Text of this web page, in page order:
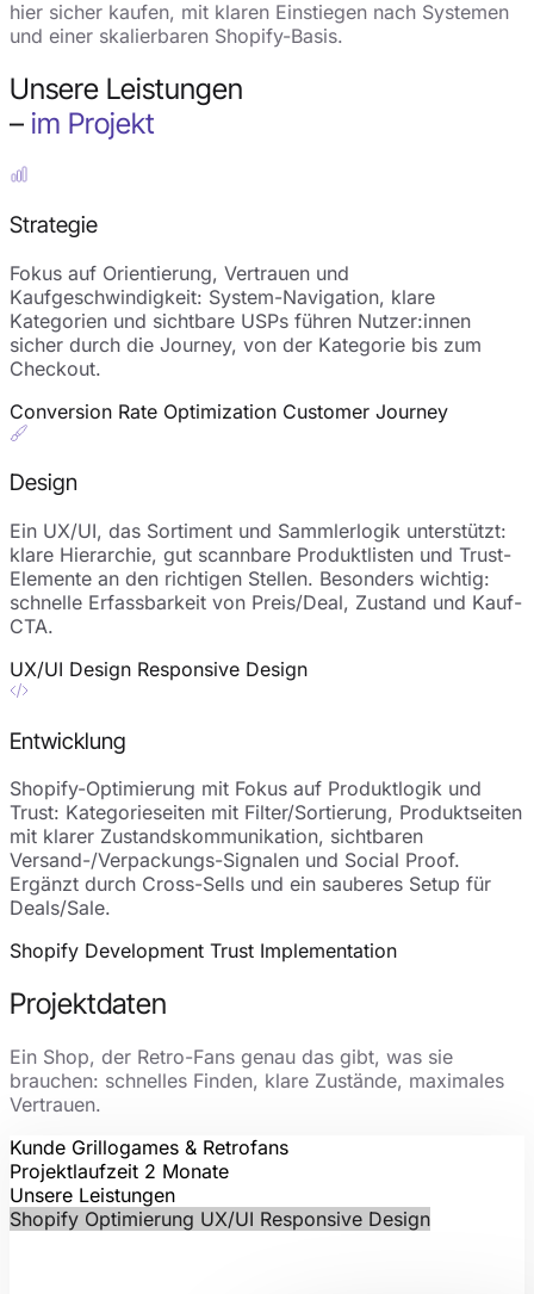
hier sicher kaufen, mit klaren Einstiegen nach Systemen
und einer skalierbaren Shopify-Basis.
Unsere Leistungen
– im Projekt
Strategie
Fokus auf Orientierung, Vertrauen und
Kaufgeschwindigkeit: System-Navigation, klare
Kategorien und sichtbare USPs führen Nutzer:innen
sicher durch die Journey, von der Kategorie bis zum
Checkout.
Conversion Rate Optimization Customer Journey
Design
Ein UX/UI, das Sortiment und Sammlerlogik unterstützt:
klare Hierarchie, gut scannbare Produktlisten und Trust-
Elemente an den richtigen Stellen. Besonders wichtig:
schnelle Erfassbarkeit von Preis/Deal, Zustand und Kauf-
CTA.
UX/UI Design Responsive Design
Entwicklung
Shopify-Optimierung mit Fokus auf Produktlogik und
Trust: Kategorieseiten mit Filter/Sortierung, Produktseiten
mit klarer Zustandskommunikation, sichtbaren
Versand-/Verpackungs-Signalen und Social Proof.
Ergänzt durch Cross-Sells und ein sauberes Setup für
Deals/Sale.
Shopify Development Trust Implementation
Projektdaten
Ein Shop, der Retro-Fans genau das gibt, was sie
brauchen: schnelles Finden, klare Zustände, maximales
Vertrauen.
Kunde Grillogames & Retrofans
Projektlaufzeit 2 Monate
Unsere Leistungen
Shopify Optimierung UX/UI Responsive Design